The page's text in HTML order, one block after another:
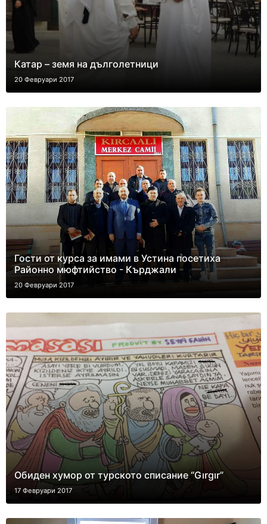
Катар – земя на дълголетници
20 Февруари 2017
Гости от курса за имами в Устина посетиха
Районно мюфтийство - Кърджали
20 Февруари 2017
Обиден хумор от турското списание “Gırgır”
17 Февруари 2017